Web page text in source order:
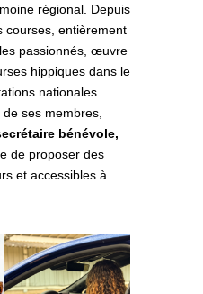
régional. Depuis
courses, entièrement
passionnés, œuvre
hippiques dans le
nationales.
ses membres,
bénévole,
de proposer des
et accessibles à